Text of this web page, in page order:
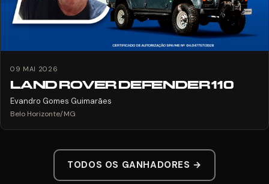
09 MAI 2026
LAND ROVER DEFENDER 110
Evandro Gomes Guimarães
Belo Horizonte/MG
TODOS OS GANHADORES →